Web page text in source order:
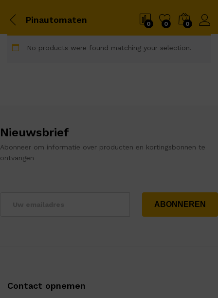
Pinautomaten 0 0 0
No products were found matching your selection.
Nieuwsbrief
Abonneer om informatie over producten en kortingsbonnen te
ontvangen
Contact opnemen